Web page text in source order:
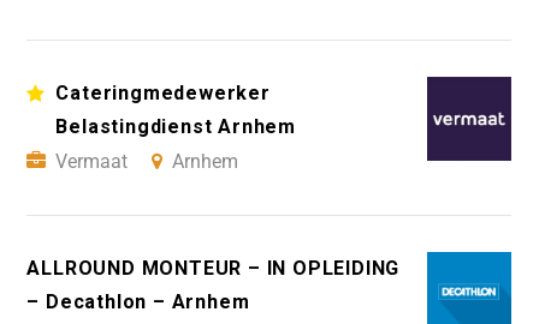
Cateringmedewerker
Belastingdienst Arnhem
Vermaat
Arnhem
ALLROUND MONTEUR – IN OPLEIDING
– Decathlon – Arnhem